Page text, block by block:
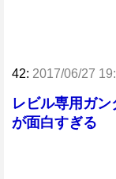
42: 2017/06/27
レビル専用ガ
が面白すぎる